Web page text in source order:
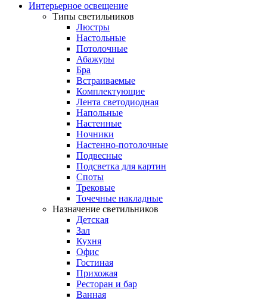
Интерьерное освещение
Типы светильников
Люстры
Настольные
Потолочные
Абажуры
Бра
Встраиваемые
Комплектующие
Лента светодиодная
Напольные
Настенные
Ночники
Настенно-потолочные
Подвесные
Подсветка для картин
Споты
Трековые
Точечные накладные
Назначение светильников
Детская
Зал
Кухня
Офис
Гостиная
Прихожая
Ресторан и бар
Ванная